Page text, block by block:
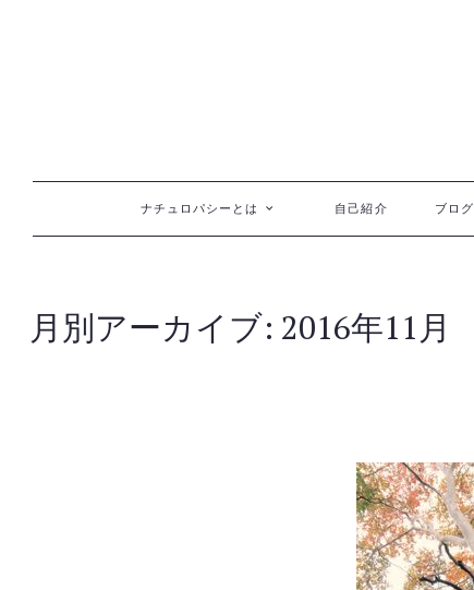
コンテンツへ移動ナチュロパシーとは 自己紹介 ブログ
月別アーカイブ: 2016年11月